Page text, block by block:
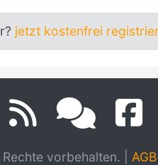
jetzt kostenfrei
vorbehalten. AGB